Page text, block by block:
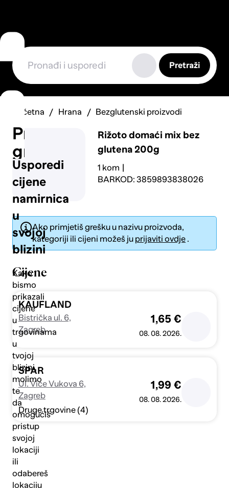
Usporedi
cijene
namirnica
u
svojoj
blizini
Kako
bismo
prikazali
cijene
u
trgovinama
u
tvojoj
blizini,
molimo
te
da
omogućiš
pristup
svojoj
lokaciji
ili
odabereš
lokaciju
Prijavi
grešku
Pošalji
Pretraži
Početna Hrana Bezglutenski proizvodi
Rižoto domaći mix bez
glutena 200g
1 kom
BARKOD: 3859893838026
Ako primjetiš grešku u nazivu proizvoda,
kategoriji ili cijeni možeš ju prijaviti ovdje .
Cijene
KAUFLAND
Bistrička ul. 6,
Zagreb
1,65 €
08. 08. 2026.
SPAR
Ul. Vice Vukova 6,
Zagreb
Druge trgovine (4)
1,99 €
08. 08. 2026.